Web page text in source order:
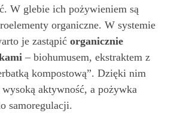
W glebie ich pożywieniem są
organiczne. W systemie
je zastąpić organicznie
– biohumusem, ekstraktem z
kompostową”. Dzięki nim
aktywność, a pożywka
samoregulacji.